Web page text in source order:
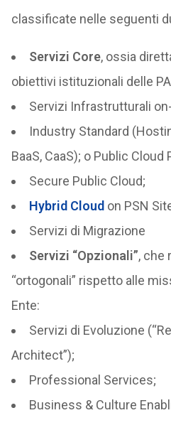
classificate nelle seguenti
Servizi Core, ossia
obiettivi istituzionali delle
Servizi Infrastrutturali
Industry Standard
BaaS, CaaS); o Public Cloud
Secure Public Cloud;
Hybrid Cloud on PSN
Servizi di Migrazione
Servizi “Opzionali”, che
“ortogonali” rispetto alle
Ente:
Servizi di Evoluzione
Architect”);
Professional Services;
Business & Culture